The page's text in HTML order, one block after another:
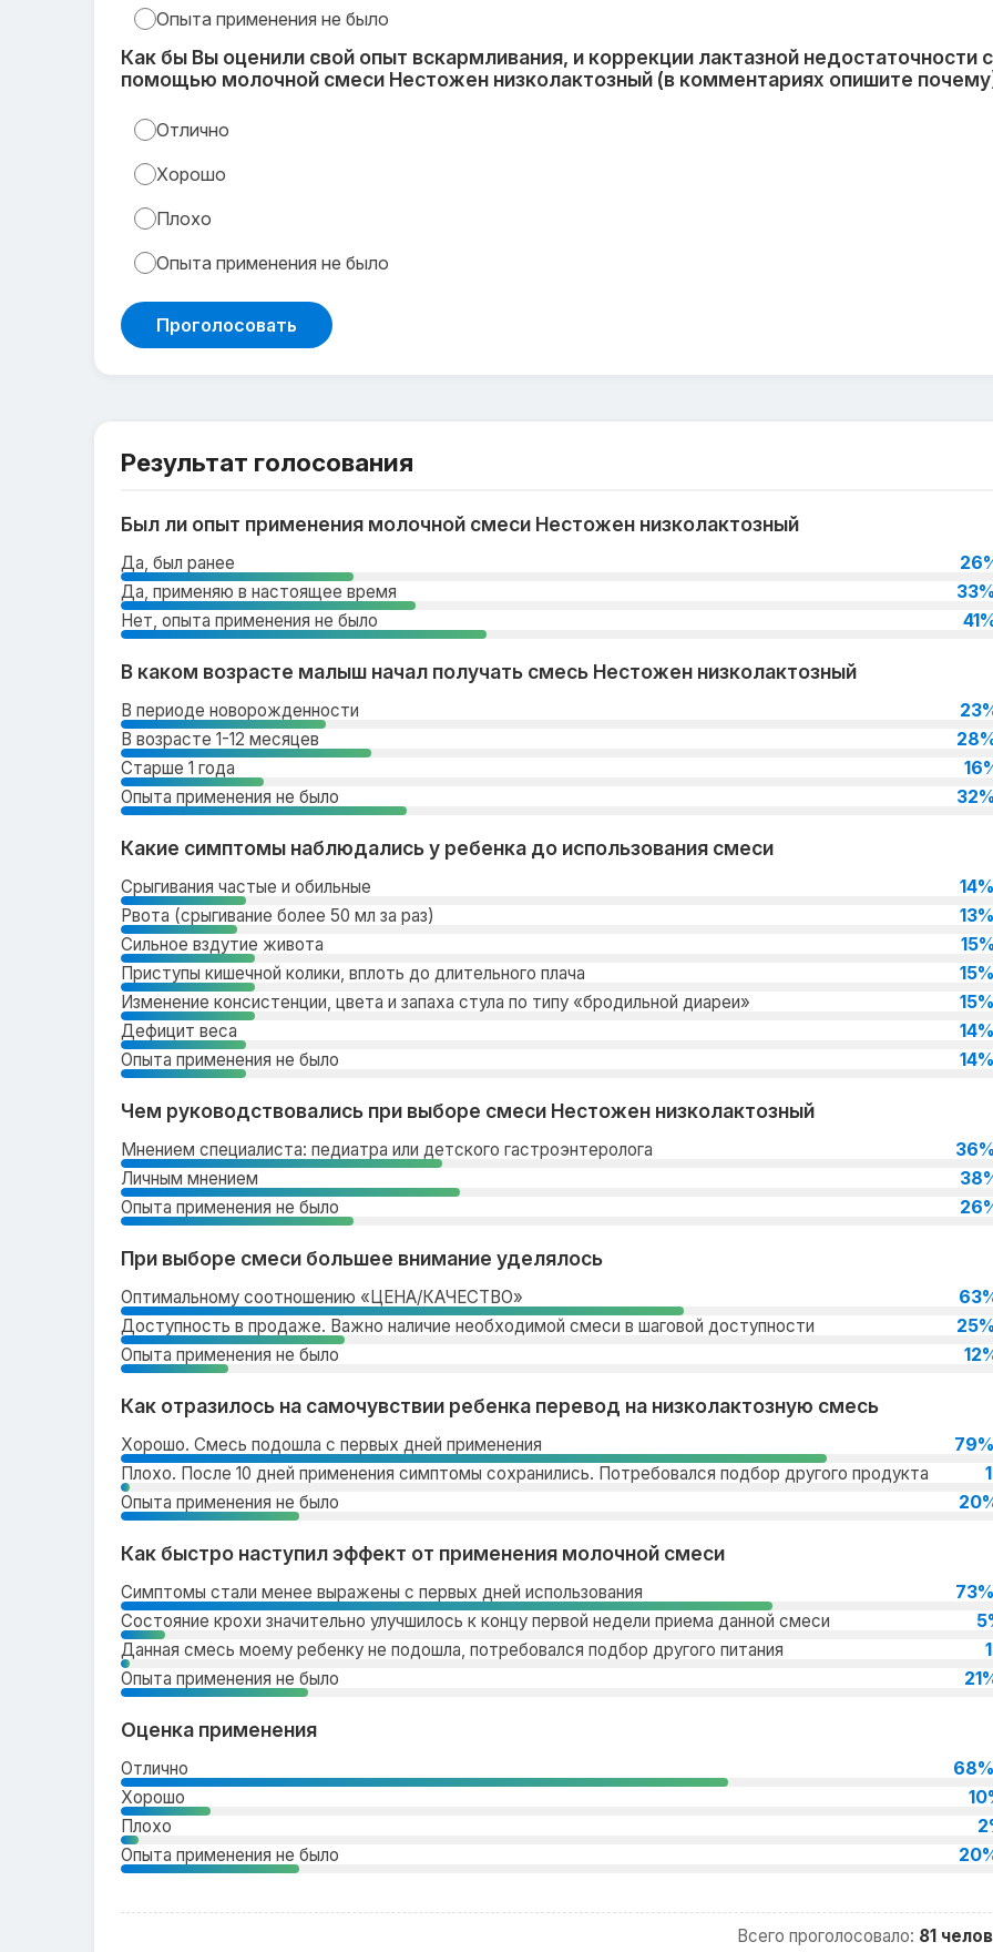
Опыта применения не было
Как бы Вы оценили свой опыт вскармливания, и коррекции лактазной недостаточности с
помощью молочной смеси Нестожен низколактозный (в комментариях опишите
Отлично
Хорошо
Плохо
Опыта применения не было
Проголосовать
Результат голосования
Был ли опыт применения молочной смеси Нестожен низколактозный
Да, был ранее
Да, применяю в настоящее время
Нет, опыта применения не было
В каком возрасте малыш начал получать смесь Нестожен низколактозный
В периоде новорожденности
В возрасте 1-12 месяцев
Старше 1 года
Опыта применения не было
Какие симптомы наблюдались у ребенка до использования смеси
Срыгивания частые и обильные 14%
Рвота (срыгивание более 50 мл за раз) 13%
Сильное вздутие живота
Приступы кишечной колики, вплоть до длительного плача 15%
Изменение консистенции, цвета и запаха стула по типу «бродильной диареи» 15%
Дефицит веса 14%
Опыта применения не было 14%
Чем руководствовались при выборе смеси Нестожен низколактозный
Мнением специалиста: педиатра или детского гастроэнтеролога
Личным мнением
Опыта применения не было
При выборе смеси большее внимание уделялось
Оптимальному соотношению «ЦЕНА/КАЧЕСТВО»
Доступность в продаже. Важно наличие необходимой смеси в шаговой доступности
Опыта применения не было
Как отразилось на самочувствии ребенка перевод на низколактозную смесь
Хорошо. Смесь подошла с первых дней применения 79%
Плохо. После 10 дней применения симптомы сохранились. Потребовался подбор другого продукта
Опыта применения не было
Как быстро наступил эффект от применения молочной смеси
Симптомы стали менее выражены с первых дней использования 73%
Состояние крохи значительно улучшилось к концу первой недели приема данной смеси
Данная смесь моему ребенку не подошла, потребовался подбор другого питания
Опыта применения не было
Оценка применения
Отлично 68%
Хорошо
Плохо
Опыта применения не было
Всего проголосовало: 81